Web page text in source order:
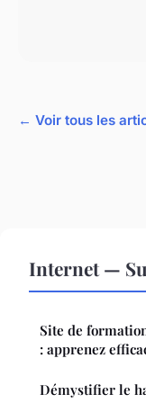
← Voir tous les
Internet —
Site de
: apprenez
Démystifier le